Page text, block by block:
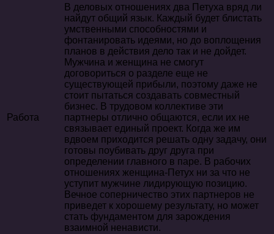
Работа
В деловых отношениях два Петуха вряд ли
найдут общий язык. Каждый будет блистать
умственными способностями и
фонтанировать идеями, но до воплощения
планов в действия дело так и не дойдет.
Мужчина и женщина не смогут
договориться о разделе еще не
существующей прибыли, поэтому даже не
стоит пытаться создавать совместный
бизнес. В трудовом коллективе эти
партнеры отлично общаются, если их не
связывает единый проект. Когда же им
вдвоем приходится решать одну задачу, они
готовы поубивать друг друга при
определении главного в паре. В рабочих
отношениях женщина-Петух ни за что не
уступит мужчине лидирующую позицию.
Вечное соперничество этих партнеров не
приведет к хорошему результату, но может
стать фундаментом для зарождения
взаимной ненависти.